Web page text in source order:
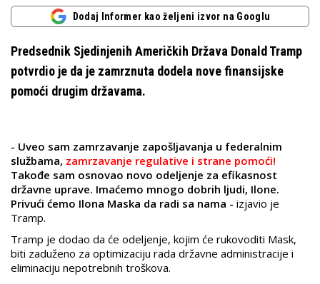
Dodaj Informer kao željeni izvor na Googlu
Predsednik Sjedinjenih Američkih Država Donald Tramp
potvrdio je da je zamrznuta dodela nove finansijske
pomoći drugim državama.
- Uveo sam zamrzavanje zapošljavanja u federalnim
službama, zamrzavanje regulative i strane pomoći!
Takođe sam osnovao novo odeljenje za efikasnost
državne uprave. Imaćemo mnogo dobrih ljudi, Ilone.
Privući ćemo Ilona Maska da radi sa nama - izjavio je
Tramp.
Tramp je dodao da će odeljenje, kojim će rukovoditi Mask,
biti zaduženo za optimizaciju rada državne administracije i
eliminaciju nepotrebnih troškova.